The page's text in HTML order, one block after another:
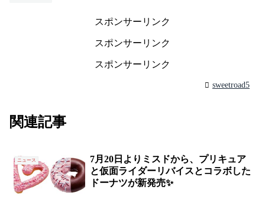
スポンサーリンク
スポンサーリンク
スポンサーリンク
sweetroad5
関連記事
ニュース
7月20日よりミスドから、プリキュア
と仮面ライダーリバイスとコラボした
ドーナツが新発売✨